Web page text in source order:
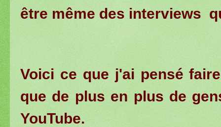
être même des interviews
Voici ce que j'ai pensé
que de plus en plus de
YouTube.